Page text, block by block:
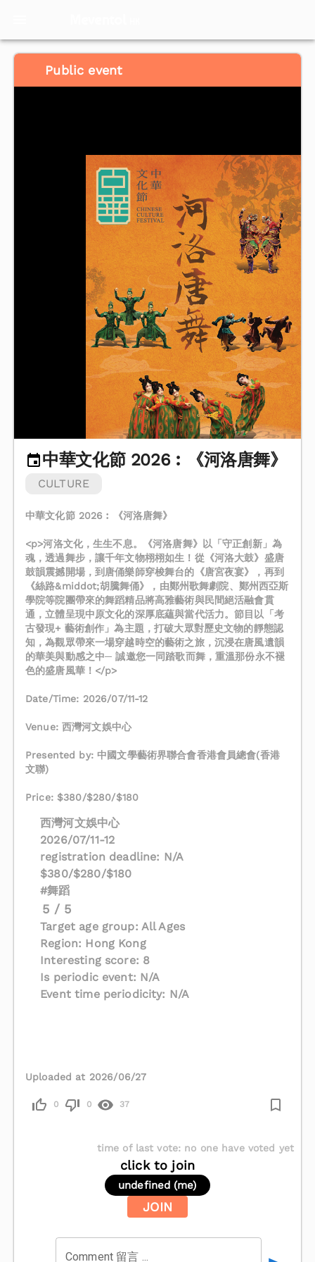
Public event
中華文化節 2026︰《河洛唐舞》
CULTURE
中華文化節 2026︰《河洛唐舞》
<p>河洛文化，生生不息。《河洛唐舞》以「守正創新」為
魂，透過舞步，讓千年文物栩栩如生！從《河洛大鼓》盛唐
鼓韻震撼開場，到唐俑樂師穿梭舞台的《唐宮夜宴》，再到
《絲路&middot;胡騰舞俑》，由鄭州歌舞劇院、鄭州西亞斯
學院等院團帶來的舞蹈精品將高雅藝術與民間絕活融會貫
通，立體呈現中原文化的深厚底蘊與當代活力。節目以「考
古發現+ 藝術創作」為主題，打破大眾對歷史文物的靜態認
知，為觀眾帶來一場穿越時空的藝術之旅，沉浸在唐風遺韻
的華美與動感之中─ 誠邀您一同踏歌而舞，重溫那份永不褪
色的盛唐風華！</p>
Date/Time: 2026/07/11-12
Venue: 西灣河文娛中心
Presented by: 中國文學藝術界聯合會香港會員總會(香港
文聯)
Price: $380/$280/$180
西灣河文娛中心
2026/07/11-12
registration deadline: N/A
$380/$280/$180
#舞蹈
5 / 5
Target age group: All Ages
Region: Hong Kong
Interesting score: 8
Is periodic event: N/A
Event time periodicity: N/A
Uploaded at 2026/06/27
0 0 37
time of last vote: no one have voted yet
click to join
undefined (me)
JOIN
Comment 留言 ...